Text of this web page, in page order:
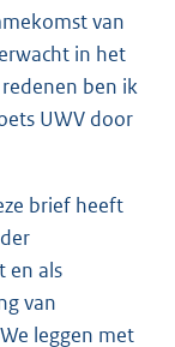
van
in het
ben ik
UWV door
brief heeft
en als
van
We leggen met